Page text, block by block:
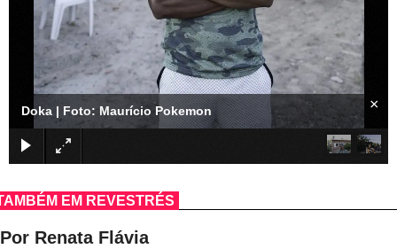
Doka | Foto: Maurício Pokemon ×
EM REVESTRÉS
Por Renata Flávia